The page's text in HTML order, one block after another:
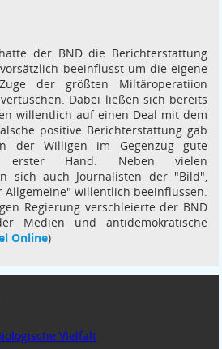
der BND die Berichterstattung
beeinflusst um die eigene
der größten Miltäroperatiion
Dabei ließen sich bereits
willentlich auf einen Deal mit dem
positive Berichterstattung gab
der Willigen im Gegenzug gute
erster Hand. Neben vielen
sich auch Journalisten der "Bild",
willentlich beeinflussen.
Regierung verschleierte der BND
Medien und antidemokratische
Online)